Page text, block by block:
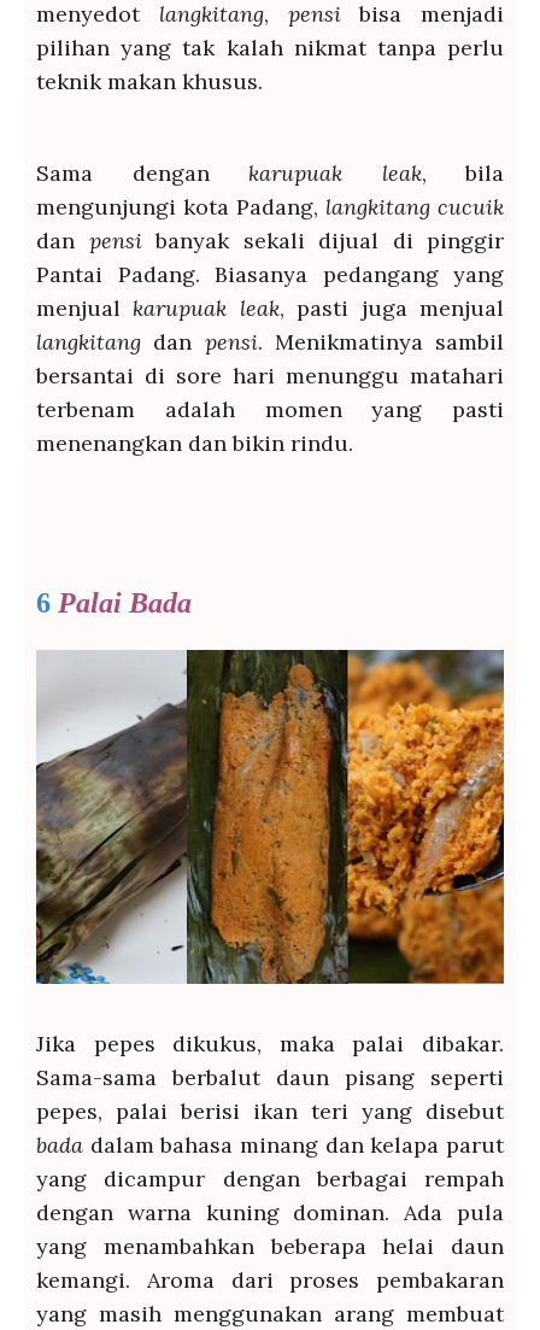
menyedot langkitang, pensibisa menjadi
pilihan yang tak kalah nikmat tanpa perlu
teknik makan khusus.
Sama dengan karupuak leak, bila
mengunjungi kota Padang, langkitang cucuik
dan pensibanyak sekali dijual di pinggir
Pantai Padang. Biasanya pedangang yang
menjual karupuak leak, pasti juga menjual
langkitang dan pensi. Menikmatinya sambil
bersantai di sore hari menunggu matahari
terbenam adalah momen yang pasti
menenangkan dan bikin rindu.
6 Palai Bada
Jika pepes dikukus, maka palai dibakar.
Sama-sama berbalut daun pisang seperti
pepes, palai berisi ikan teri yang disebut
bada dalam bahasa minang dan kelapa parut
yang dicampur dengan berbagai rempah
dengan warna kuning dominan. Ada pula
yang menambahkan beberapa helai daun
kemangi. Aroma dari proses pembakaran
yang masih menggunakan arang membuat